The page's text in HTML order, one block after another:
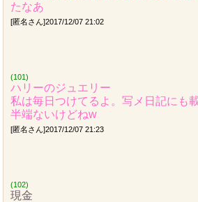
たなあ
[匿名さん]2017/12/07 21:02
(101)
ハリーのジュエリー
私は毎日つけてるよ。写メ日記にも
半端ないけどねw
[匿名さん]2017/12/07 21:23
(102)
現金